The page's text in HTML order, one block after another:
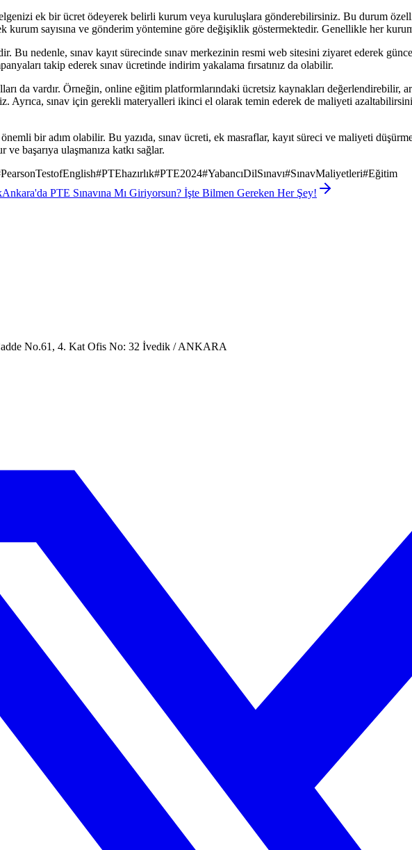
ek bir ücret ödeyerek belirli kurum veya kuruluşlara gönderebilirsiniz. Bu durum
kurum sayısına ve gönderim yöntemine göre değişiklik göstermektedir. Genellikle her
Bu nedenle, sınav kayıt sürecinde sınav merkezinin resmi web sitesini ziyaret ederek
takip ederek sınav ücretinde indirim yakalama fırsatınız da olabilir.
da vardır. Örneğin, online eğitim platformlarındaki ücretsiz kaynakları değerlendirebilir,
sınav için gerekli materyalleri ikinci el olarak temin ederek de maliyeti
bir adım olabilir. Bu yazıda, sınav ücreti, ek masraflar, kayıt süreci ve maliyeti
ve başarıya ulaşmanıza katkı sağlar.
PearsonTestofEnglish#PTEhazırlık#PTE2024#YabancıDilSınavı#SınavMaliyetleri#Eğitim
Ankara'da PTE Sınavına Mı Giriyorsun? İşte Bilmen Gereken Her Şey!
No.61, 4. Kat Ofis No: 32 İvedik / ANKARA